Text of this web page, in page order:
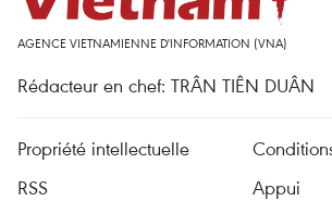
AGENCE VIETNAMIENNE D'INFORMATION (VNA)
Rédacteur en chef: TRÂN TIÊN DUÂN
Propriété intellectuelle
RSS
Appui